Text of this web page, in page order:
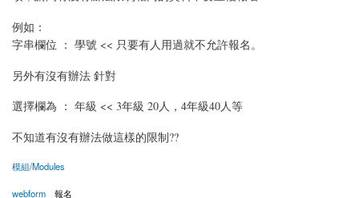
例如：
字串欄位 ： 學號 << 只要有人用過就不允許報名。
另外有沒有辦法 針對
選擇欄為 ： 年級 << 3年級 20人，4年級40人等
不知道有沒有辦法做這樣的限制??
模組/Modules
webform 報名